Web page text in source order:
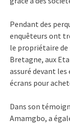
Pendant des
enquêteurs ont
le propriétaire de
Bretagne, aux
assuré devant
écrans pour
Dans son
Amamgbo, a